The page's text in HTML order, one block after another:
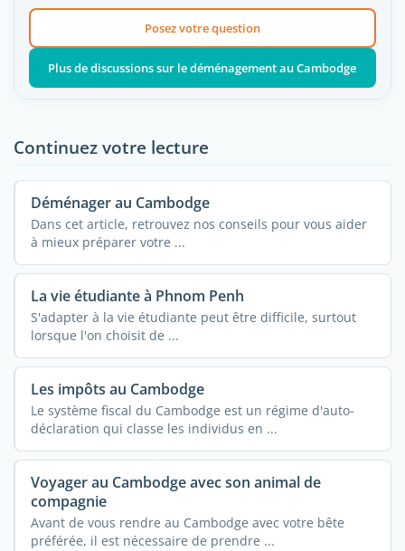
Posez votre question
Plus de discussions sur le déménagement au Cambodge
Continuez votre lecture
Déménager au Cambodge
Dans cet article, retrouvez nos conseils pour vous aider
à mieux préparer votre ...
La vie étudiante à Phnom Penh
S'adapter à la vie étudiante peut être difficile, surtout
lorsque l'on choisit de ...
Les impôts au Cambodge
Le système fiscal du Cambodge est un régime d'auto-
déclaration qui classe les individus en ...
Voyager au Cambodge avec son animal de
compagnie
Avant de vous rendre au Cambodge avec votre bête
préférée, il est nécessaire de prendre ...